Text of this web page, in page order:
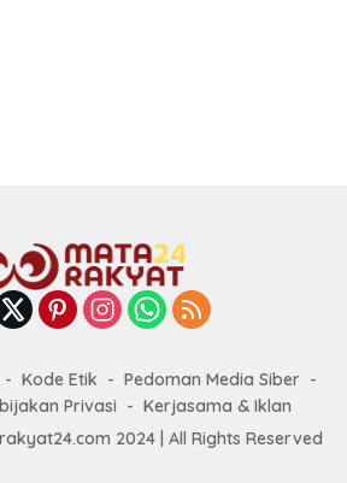
Kode Etik
Pedoman Media Siber
Privasi
Kerjasama & Iklan
2024 | All Rights Reserved